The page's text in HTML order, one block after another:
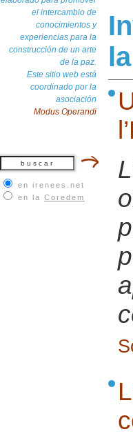
el intercambio de
conocimientos y
experiencias para la
construcción de un arte
de la paz.
Este sitio web está
coordinado por la
asociación
Modus Operandi
en irenees.net
en la Coredem